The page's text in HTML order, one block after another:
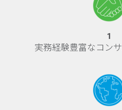
1
実務経験豊富なコン